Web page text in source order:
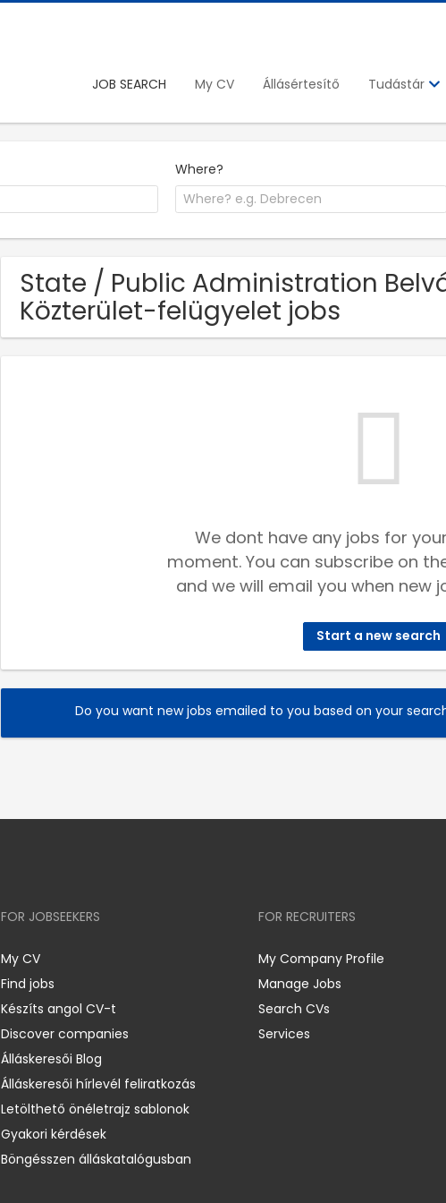
JOB SEARCH My CV Állásértesítő Tudástár
Where?
State / Public Administration
Közterület-felügyelet jobs
We dont have any jobs for
moment. You can subscribe on
and we will email you when new
Start a new search
Do you want new jobs emailed to you based on your
FOR JOBSEEKERS
My CV
Find jobs
Készíts angol CV-t
Discover companies
Álláskeresői Blog
Álláskeresői hírlevél feliratkozás
Letölthető önéletrajz sablonok
Gyakori kérdések
Böngésszen álláskatalógusban
FOR RECRUITERS
My Company Profile
Manage Jobs
Search CVs
Services